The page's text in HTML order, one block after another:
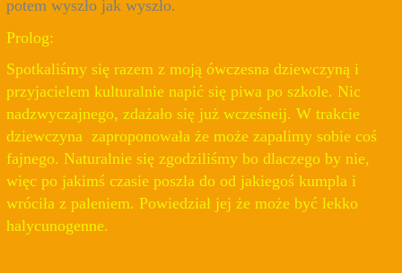
potem wyszło jak wyszło.
Prolog:
Spotkaliśmy się razem z moją ówczesna dziewczyną i
przyjacielem kulturalnie napić się piwa po szkole. Nic
nadzwyczajnego, zdażało się już wcześneij. W trakcie
dziewczyna zaproponowała że może zapalimy sobie coś
fajnego. Naturalnie się zgodziliśmy bo dlaczego by nie,
więc po jakimś czasie poszła do od jakiegoś kumpla i
wróciła z paleniem. Powiedział jej że może być lekko
halycunogenne.